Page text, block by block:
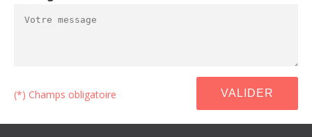
(*) Champs obligatoire